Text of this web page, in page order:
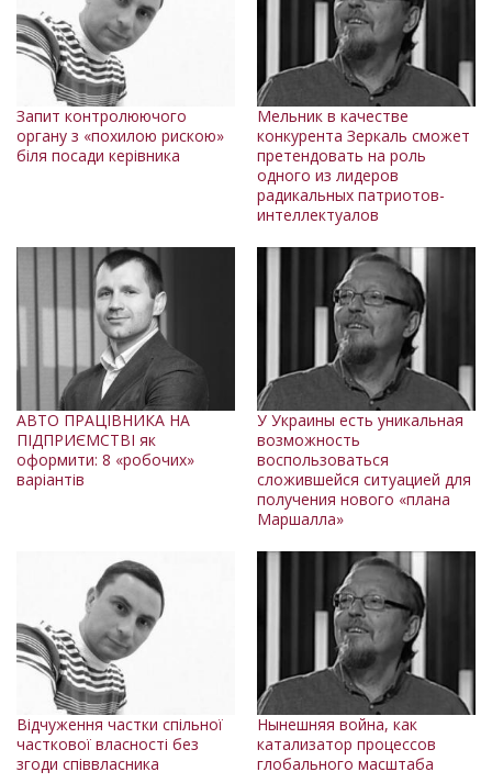
Запит контролюючого
органу з «похилою рискою»
біля посади керівника
Мельник в качестве
конкурента Зеркаль сможет
претендовать на роль
одного из лидеров
радикальных патриотов-
интеллектуалов
АВТО ПРАЦІВНИКА НА
ПІДПРИЄМСТВІ як
оформити: 8 «робочих»
варіантів
У Украины есть уникальная
возможность
воспользоваться
сложившейся ситуацией для
получения нового «плана
Маршалла»
Відчуження частки спільної
часткової власності без
згоди співвласника
Нынешняя война, как
катализатор процессов
глобального масштаба